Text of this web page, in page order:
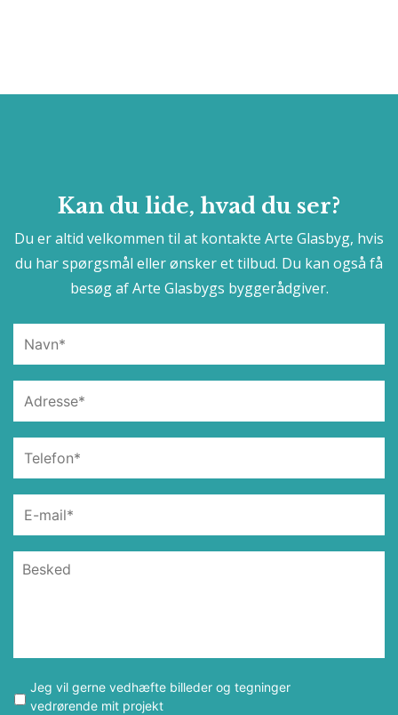
Kan du lide, hvad du ser?
Du er altid velkommen til at kontakte Arte Glasbyg, hvis
du har spørgsmål eller ønsker et tilbud. Du kan også få
besøg af Arte Glasbygs byggerådgiver.
Jeg vil gerne vedhæfte billeder og tegninger
vedrørende mit projekt